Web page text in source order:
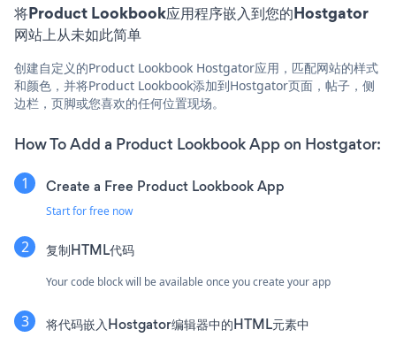
将Product Lookbook应用程序嵌入到您的Hostgator
网站上从未如此简单
创建自定义的Product Lookbook Hostgator应用，匹配网站的样式
和颜色，并将Product Lookbook添加到Hostgator页面，帖子，侧
边栏，页脚或您喜欢的任何位置现场。
How To Add a Product Lookbook App on Hostgator:
Create a Free Product Lookbook App
Start for free now
复制HTML代码
Your code block will be available once you create your app
将代码嵌入Hostgator编辑器中的HTML元素中